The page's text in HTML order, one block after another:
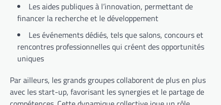
Les aides publiques à l’innovation, permettant de
financer la recherche et le développement
Les événements dédiés, tels que salons, concours et
rencontres professionnelles qui créent des opportunités
uniques
Par ailleurs, les grands groupes collaborent de plus en plus
avec les start-up, favorisant les synergies et le partage de